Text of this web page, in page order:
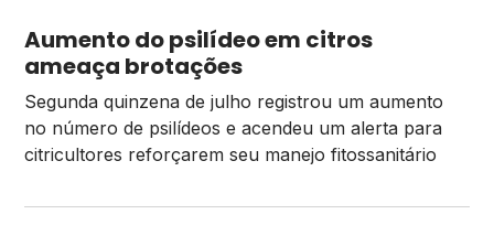
comercialização dos frutos. Apesar de
seu tamanho microscópico, […]
Aumento do psilídeo em citros
ameaça brotações
Segunda quinzena de julho registrou um aumento
no número de psilídeos e acendeu um alerta para
citricultores reforçarem seu manejo fitossanitário